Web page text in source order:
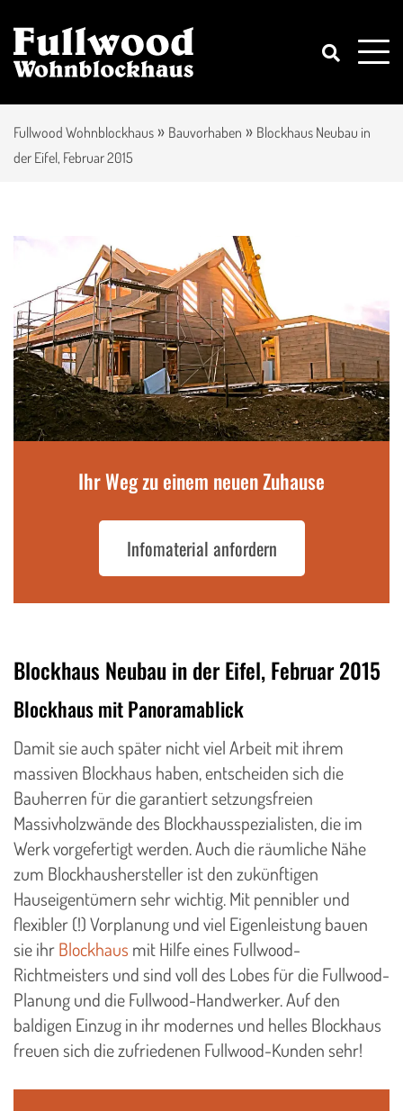
Fullwood Wohnblockhaus » Bauvorhaben » Blockhaus Neubau in
der Eifel, Februar 2015
Ihr Weg zu einem neuen Zuhause
Infomaterial anfordern
Blockhaus Neubau in der Eifel, Februar 2015
Blockhaus mit Panoramablick
Damit sie auch später nicht viel Arbeit mit ihrem
massiven Blockhaus haben, entscheiden sich die
Bauherren für die garantiert setzungsfreien
Massivholzwände des Blockhausspezialisten, die im
Werk vorgefertigt werden. Auch die räumliche Nähe
zum Blockhaushersteller ist den zukünftigen
Hauseigentümern sehr wichtig. Mit pennibler und
flexibler (!) Vorplanung und viel Eigenleistung bauen
sie ihrBlockhaus mit Hilfe eines Fullwood-
Richtmeisters und sind voll des Lobes für die Fullwood-
Planung und die Fullwood-Handwerker. Auf den
baldigen Einzug in ihr modernes und helles Blockhaus
freuen sich die zufriedenen Fullwood-Kunden sehr!